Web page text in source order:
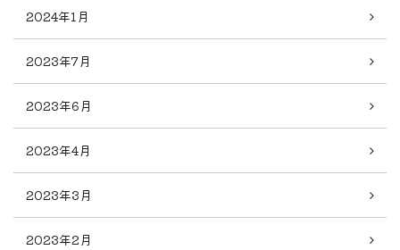
2024年1月
2023年7月
2023年6月
2023年4月
2023年3月
2023年2月